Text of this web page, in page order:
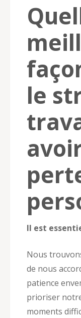
le
Il est
Nous
de nous
patience
prioriser
moments